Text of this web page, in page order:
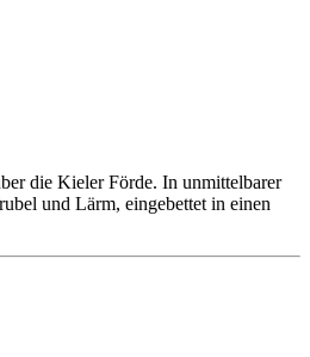
die Kieler Förde. In unmittelbarer
und Lärm, eingebettet in einen